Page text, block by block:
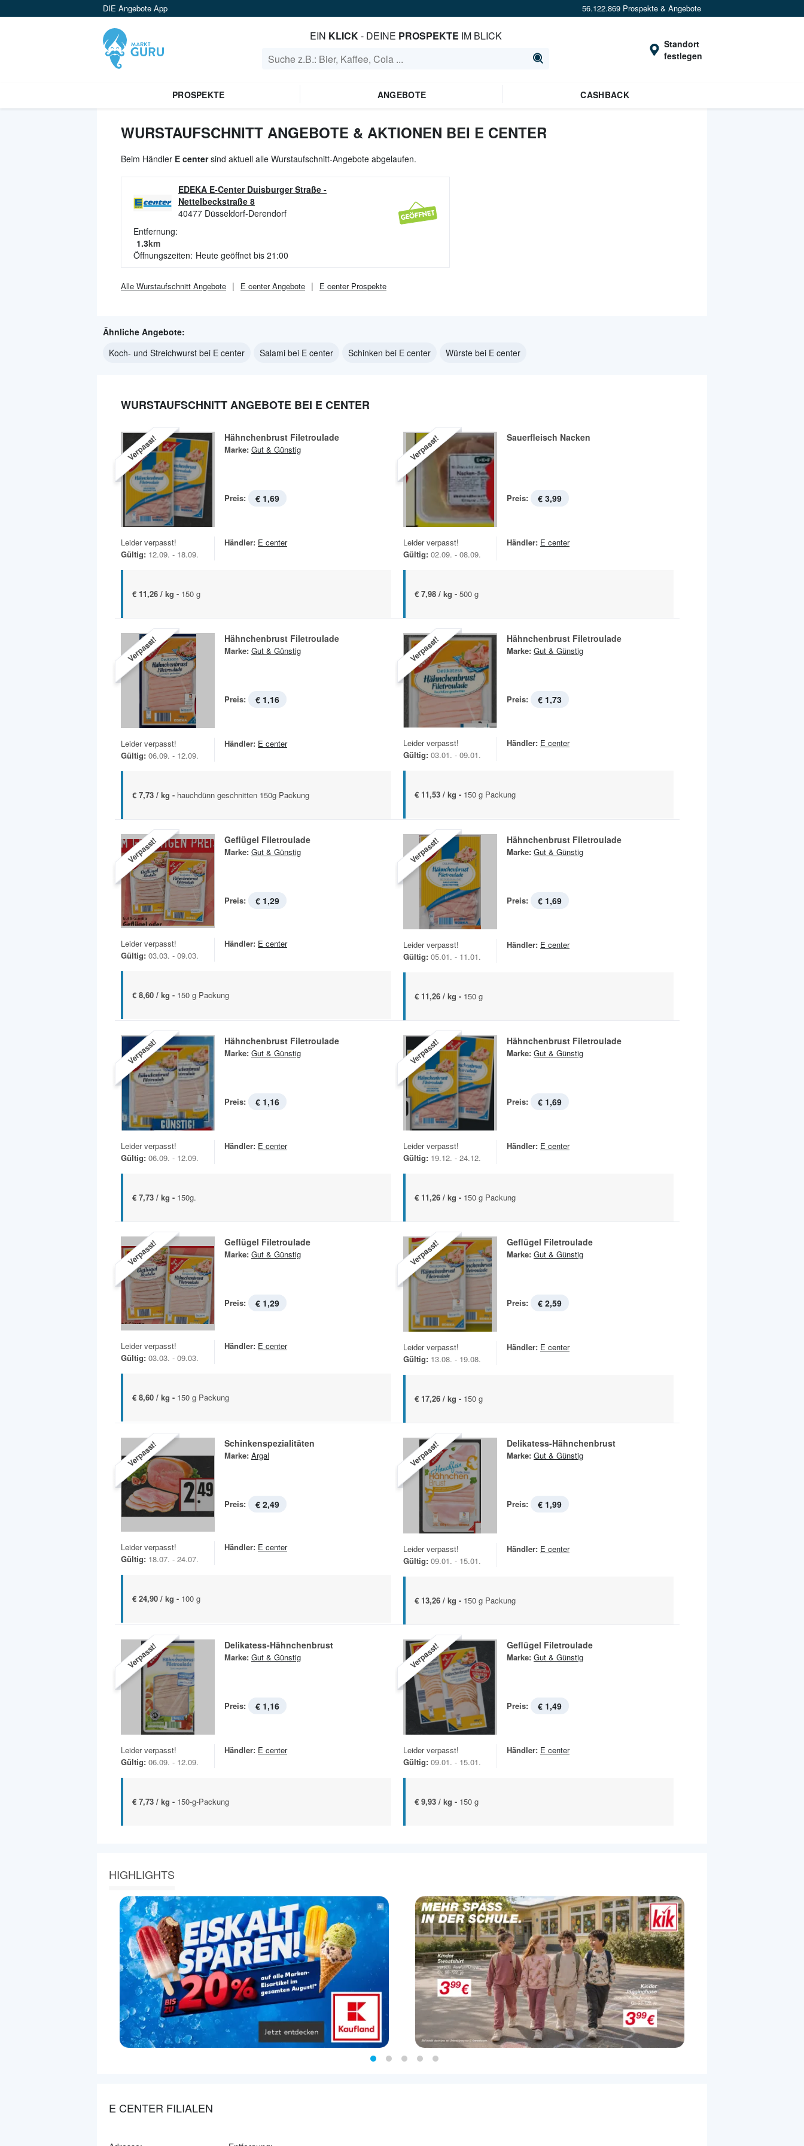
DIE Angebote App 56.122.869 Prospekte & Angebote
EIN KLICK- DEINE PROSPEKTE IM BLICK
Standort
festlegen
PROSPEKTE ANGEBOTE CASHBACK
WURSTAUFSCHNITT ANGEBOTE & AKTIONEN BEI E CENTER
Beim Händler E centersind aktuell alle Wurstaufschnitt-Angebote abgelaufen.
EDEKA E-Center Duisburger Straße -
Nettelbeckstraße 8
40477 Düsseldorf-Derendorf
Entfernung:
1.3km
Öffnungszeiten: Heute geöffnet bis 21:00
Alle Wurstaufschnitt Angebote E centerAngebote E centerProspekte
Ähnliche Angebote:
Koch- und Streichwurst bei E center
Salami bei E center Schinken bei E center Würste bei E center
WURSTAUFSCHNITT ANGEBOTE BEI E CENTER
Verpasst! Hähnchenbrust Filetroulade
Marke: Gut & Günstig
Preis: € 1,69
Leider verpasst!
Gültig: 12.09. - 18.09.
Händler: E center
€ 11,26 / kg - 150 g
Verpasst! Sauerfleisch Nacken
Preis: € 3,99
Leider verpasst!
Gültig: 02.09. - 08.09.
Händler: E center
€ 7,98 / kg - 500 g
Verpasst! Hähnchenbrust Filetroulade
Marke: Gut & Günstig
Preis: € 1,16
Leider verpasst!
Gültig: 06.09. - 12.09.
Händler: E center
€ 7,73 / kg - hauchdünn geschnitten 150g Packung
Verpasst! Hähnchenbrust Filetroulade
Marke: Gut & Günstig
Preis: € 1,73
Leider verpasst!
Gültig: 03.01. - 09.01.
Händler: E center
€ 11,53 / kg - 150 g Packung
Verpasst! Geflügel Filetroulade
Marke: Gut & Günstig
Preis: € 1,29
Leider verpasst!
Gültig: 03.03. - 09.03.
Händler: E center
€ 8,60 / kg - 150 g Packung
Verpasst! Hähnchenbrust Filetroulade
Marke: Gut & Günstig
Preis: € 1,69
Leider verpasst!
Gültig: 05.01. - 11.01.
Händler: E center
€ 11,26 / kg - 150 g
Verpasst! Hähnchenbrust Filetroulade
Marke: Gut & Günstig
Preis: € 1,16
Leider verpasst!
Gültig: 06.09. - 12.09.
Händler: E center
€ 7,73 / kg - 150g.
Verpasst! Hähnchenbrust Filetroulade
Marke: Gut & Günstig
Preis: € 1,69
Leider verpasst!
Gültig: 19.12. - 24.12.
Händler: E center
€ 11,26 / kg - 150 g Packung
Verpasst! Geflügel Filetroulade
Marke: Gut & Günstig
Preis: € 1,29
Leider verpasst!
Gültig: 03.03. - 09.03.
Händler: E center
€ 8,60 / kg - 150 g Packung
Verpasst! Geflügel Filetroulade
Marke: Gut & Günstig
Preis: € 2,59
Leider verpasst!
Gültig: 13.08. - 19.08.
Händler: E center
€ 17,26 / kg - 150 g
Verpasst! Schinkenspezialitäten
Marke: Argal
Preis: € 2,49
Leider verpasst!
Gültig: 18.07. - 24.07.
Händler: E center
€ 24,90 / kg - 100 g
Verpasst! Delikatess-Hähnchenbrust
Marke: Gut & Günstig
Preis: € 1,99
Leider verpasst!
Gültig: 09.01. - 15.01.
Händler: E center
€ 13,26 / kg - 150 g Packung
Verpasst! Delikatess-Hähnchenbrust
Marke: Gut & Günstig
Preis: € 1,16
Leider verpasst!
Gültig: 06.09. - 12.09.
Händler: E center
€ 7,73 / kg - 150-g-Packung
Verpasst! Geflügel Filetroulade
Marke: Gut & Günstig
Preis: € 1,49
Leider verpasst!
Gültig: 09.01. - 15.01.
Händler: E center
€ 9,93 / kg - 150 g
HIGHLIGHTS
E CENTER FILIALEN